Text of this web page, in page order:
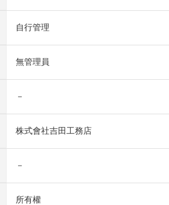
自行管理
無管理員
－
株式會社吉田工務店
－
所有權